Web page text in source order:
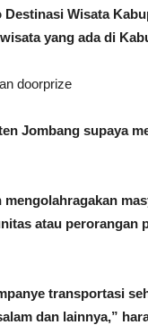
Wisata
yang ada di
doorprize
Jombang supaya
atau
transportasi
dan lainnya,”